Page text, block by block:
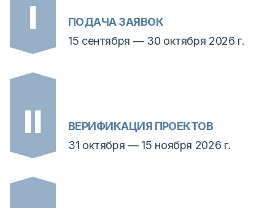
ПОДАЧА ЗАЯВОК
15 сентября — 30 октября 2026 г.
ВЕРИФИКАЦИЯ ПРОЕКТОВ
31 октября — 15 ноября 2026 г.